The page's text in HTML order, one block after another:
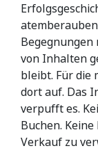
von Inhalten
bleibt. Für die
dort auf. Das
verpufft es.
Buchen.
Verkauf zu